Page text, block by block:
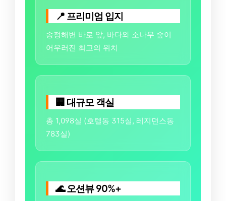
📍 프리미엄 입지
송정해변 바로 앞, 바다와 소나무 숲이
어우러진 최고의 위치
🏢 대규모 객실
총 1,098실 (호텔동 315실, 레지던스동
783실)
🌊 오션뷰 90%+